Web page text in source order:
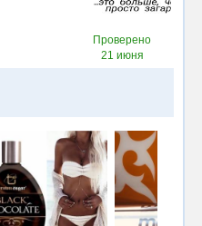
Проверено
21 июня